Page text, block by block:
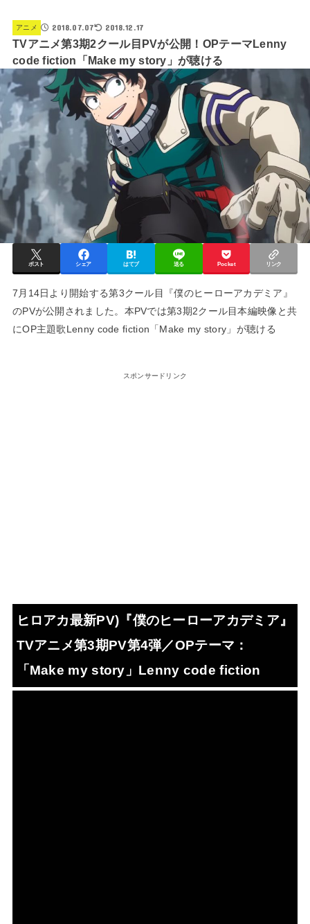
アニメ 2018.07.07 2018.12.17
TVアニメ第3期2クール目PVが公開！OPテーマLenny
code fiction「Make my story」が聴ける
ポスト シェア はてブ 送る Pocket リンク
7月14日より開始する第3クール目『僕のヒーローアカデミア』
のPVが公開されました。本PVでは第3期2クール目本編映像と共
にOP主題歌Lenny code fiction「Make my story」が聴ける
スポンサードリンク
ヒロアカ最新PV)『僕のヒーローアカデミア』
TVアニメ第3期PV第4弾／OPテーマ：
「Make my story」Lenny code fiction